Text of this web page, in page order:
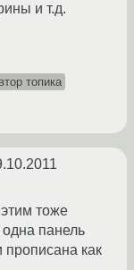
и т.д.
топика
тоже
одна панель
как